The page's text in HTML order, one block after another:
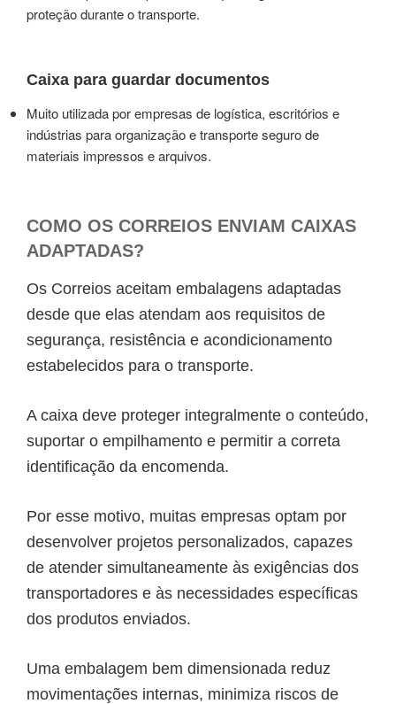
proteção durante o transporte.
Caixa para guardar documentos
Muito utilizada por empresas de logística, escritórios e
indústrias para organização e transporte seguro de
materiais impressos e arquivos.
COMO OS CORREIOS ENVIAM CAIXAS
ADAPTADAS?
Os Correios aceitam embalagens adaptadas
desde que elas atendam aos requisitos de
segurança, resistência e acondicionamento
estabelecidos para o transporte.
A caixa deve proteger integralmente o conteúdo,
suportar o empilhamento e permitir a correta
identificação da encomenda.
Por esse motivo, muitas empresas optam por
desenvolver projetos personalizados, capazes
de atender simultaneamente às exigências dos
transportadores e às necessidades específicas
dos produtos enviados.
Uma embalagem bem dimensionada reduz
movimentações internas, minimiza riscos de